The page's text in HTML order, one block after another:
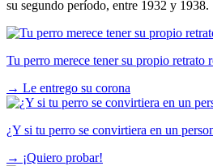
su segundo período, entre 1932 y 1938.
Tu perro merece tener su propio retrato
→ Le entrego su corona
¿Y si tu perro se convirtiera en un
→ ¡Quiero probar!